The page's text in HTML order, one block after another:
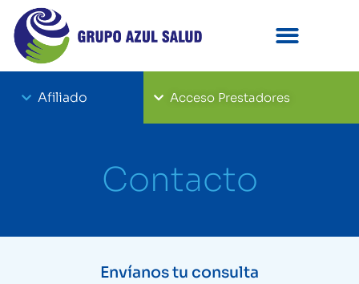
Afiliado Acceso Prestadores
Contacto
Envíanos tu consulta